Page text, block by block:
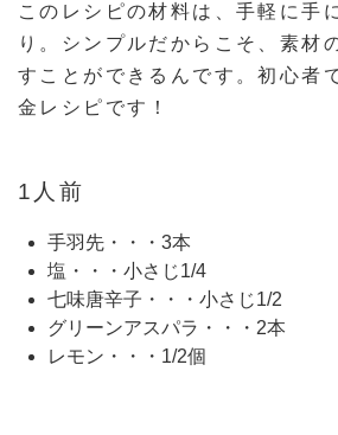
このレシピの材料は、手軽に手
り。シンプルだからこそ、素材
すことができるんです。初心者
金レシピです！
1人前
手羽先・・・3本
塩・・・小さじ1/4
七味唐辛子・・・小さじ1/2
グリーンアスパラ・・・2本
レモン・・・1/2個